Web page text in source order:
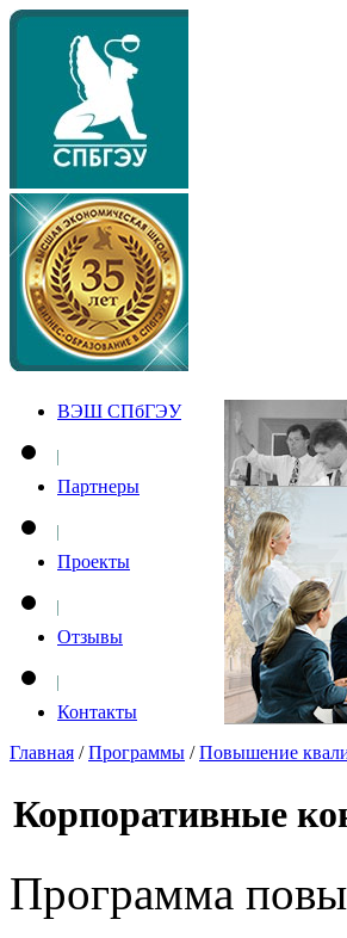
ВЭШ СПбГЭУ
Партнеры
Проекты
Отзывы
Контакты
Главная /Программы /Повышение
Корпоративные
Программа